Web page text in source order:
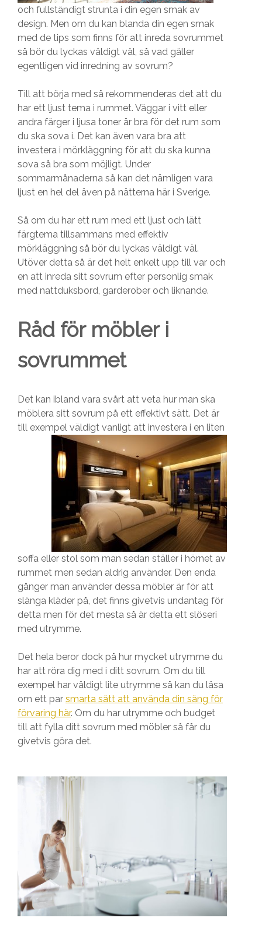
och fullständigt strunta i din egen smak av
design. Men om du kan blanda din egen smak
med de tips som finns för att inreda sovrummet
så bör du lyckas väldigt väl, så vad gäller
egentligen vid inredning av sovrum?
Till att börja med så rekommenderas det att du
har ett ljust tema i rummet. Väggar i vitt eller
andra färger i ljusa toner är bra för det rum som
du ska sova i. Det kan även vara bra att
investera i mörkläggning för att du ska kunna
sova så bra som möjligt. Under
sommarmånaderna så kan det nämligen vara
ljust en hel del även på nätterna här i Sverige.
Så om du har ett rum med ett ljust och lätt
färgtema tillsammans med effektiv
mörkläggning så bör du lyckas väldigt väl.
Utöver detta så är det helt enkelt upp till var och
en att inreda sitt sovrum efter personlig smak
med nattduksbord, garderober och liknande.
Råd för möbler i
sovrummet
Det kan ibland vara svårt att veta hur man ska
möblera sitt sovrum på ett effektivt sätt. Det är
till exempel väldigt vanligt att investera i en liten
soffa eller stol som man sedan ställer i hörnet av
rummet men sedan aldrig använder. Den enda
gånger man använder dessa möbler är för att
slänga kläder på, det finns givetvis undantag för
detta men för det mesta så är detta ett slöseri
med utrymme.
Det hela beror dock på hur mycket utrymme du
har att röra dig med i ditt sovrum. Om du till
exempel har väldigt lite utrymme så kan du läsa
om ett par smarta sätt att använda din säng för
förvaring här. Om du har utrymme och budget
till att fylla ditt sovrum med möbler så får du
givetvis göra det.